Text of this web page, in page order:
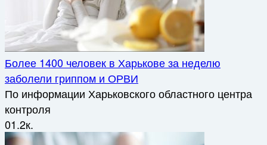
Более 1400 человек в Харькове за неделю
заболели гриппом и ОРВИ
По информации Харьковского областного центра
контроля
01.2к.